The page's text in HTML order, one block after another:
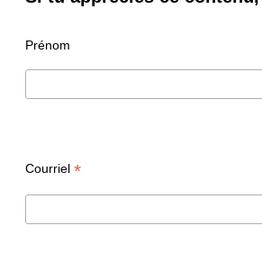
Prénom
Courriel *